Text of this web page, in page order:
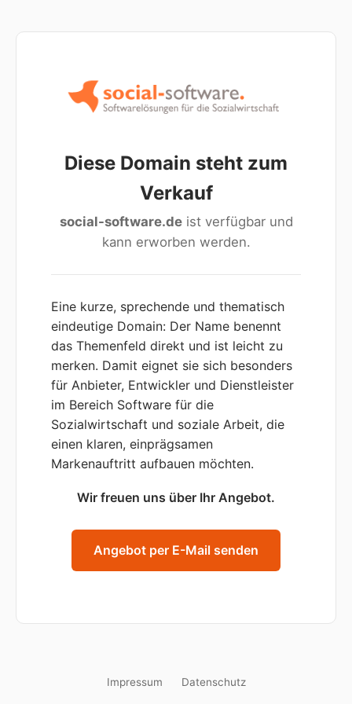
Diese Domain steht zum
Verkauf
social-software.deist verfügbar und
kann erworben werden.
Eine kurze, sprechende und thematisch
eindeutige Domain: Der Name benennt
das Themenfeld direkt und ist leicht zu
merken. Damit eignet sie sich besonders
für Anbieter, Entwickler und Dienstleister
im Bereich Software für die
Sozialwirtschaft und soziale Arbeit, die
einen klaren, einprägsamen
Markenauftritt aufbauen möchten.
Wir freuen uns über Ihr Angebot.
Angebot per E-Mail senden
Impressum Datenschutz